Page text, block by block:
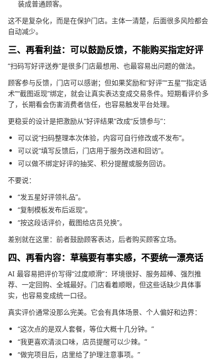
装成普通顾客。
这不是复杂化，而是在保护门店。主体一清楚，后面很多风险都会
自动减少。
三、再看利益：可以鼓励反馈，不能购买指定好评
“扫码写好评送券”是很多门店最想用、也最容易出问题的做法。
顾客参与反馈，门店可以感谢；但如果奖励和“好评”“五星”“指定话
术”“截图返现”绑定，就会让真实表达变成交易条件。短期看评价多
了，长期看会伤害消费者信任，也容易触发平台处理。
更稳妥的设计是把激励从“好评结果”改成“反馈参与”：
可以说“扫码整理本次体验，内容可自行修改或不发布”。
可以说“填写反馈后，门店用于服务改进和回访”。
可以做不绑定好评的抽奖、积分提醒或服务回访。
不要说：
“发五星好评领礼品”。
“复制模板发布后返现”。
“按这段话评价，截图给店员兑换”。
差别就在这里：前者鼓励顾客表达，后者购买顾客立场。
四、再看内容：草稿要有事实感，不要统一漂亮话
AI 最容易把评价写得“过度顺滑”：环境很好、服务超棒、强烈推
荐、一定回购、全城最好。门店看着顺眼，但这些话缺少具体事
实，也容易变成统一口径。
真实评价通常没那么完美。它会有具体场景、个人偏好和边界：
“这次点的是双人套餐，等位大概十几分钟。”
“我更喜欢清淡口味，店员提醒可以少辣。”
“做完项目后，店里给了护理注意事项。”